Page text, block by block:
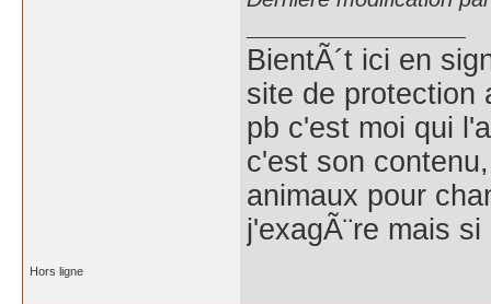
BientÃ´t ici en
site de protection
pb c'est moi qui
c'est son
animaux pour
j'exagÃ¨re mais si
Hors ligne